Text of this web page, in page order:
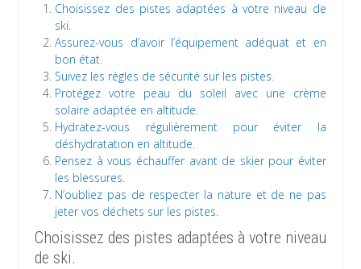
Choisissez des pistes adaptées à votre niveau de
ski.
Assurez-vous d’avoir l’équipement adéquat et en
bon état.
Suivez les règles de sécurité sur les pistes.
Protégez votre peau du soleil avec une crème
solaire adaptée en altitude.
Hydratez-vous régulièrement pour éviter la
déshydratation en altitude.
Pensez à vous échauffer avant de skier pour éviter
les blessures.
N’oubliez pas de respecter la nature et de ne pas
jeter vos déchets sur les pistes.
Choisissez des pistes adaptées à votre niveau
de ski.